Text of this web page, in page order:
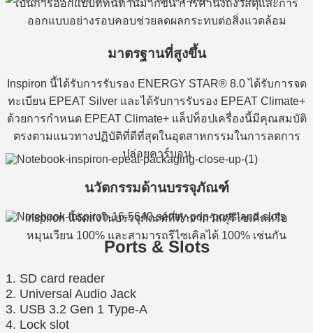
เป็นการออกแบบที่ทนทานมากขึ้น การคำนึงถึงวัสดุและการ
ออกแบบอย่างรอบคอบช่วยลดผลกระทบต่อสิ่งแวดล้อม
มาตรฐานที่สูงขึ้น
Inspiron นี้ได้รับการรับรอง ENERGY STAR® 8.0 ได้รับการจด
ทะเบียน EPEAT Silver และได้รับการรับรอง EPEAT Climate+
ด้วยการกำหนด EPEAT Climate+ แล็ปท็อปเครื่องนี้มีคุณสมบัติ
ตรงตามแนวทางปฏิบัติที่ดีที่สุดในอุตสาหกรรมในการลดการ
ปล่อยคาร์บอน
นวัตกรรมด้านบรรจุภัณฑ์
Inspiron นี้จัดส่งในบรรจุภัณฑ์ที่ทำจากวัสดุรีไซเคิลหรือ
หมุนเวียน 100% และสามารถรีไซเคิลได้ 100% เช่นกัน
Ports & Slots
1. SD card reader
2. Universal Audio Jack
3. USB 3.2 Gen 1 Type-A
4. Lock slot